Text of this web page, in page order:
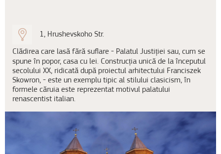
1, Hrushevskoho Str.
Clădirea care lasă fără suflare - Palatul Justiției sau, cum se
spune în popor, casa cu lei. Construcția unică de la începutul
secolului XX, ridicată după proiectul arhitectului Franciszek
Skowron, - este un exemplu tipic al stilului clasicism, în
formele căruia este reprezentat motivul palatului
renascentist italian.